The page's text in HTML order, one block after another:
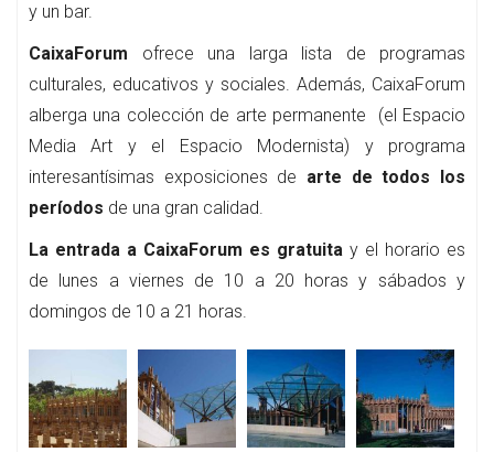
y un bar.
CaixaForum ofrece una larga lista de programas
culturales, educativos y sociales. Además, CaixaForum
alberga una colección de arte permanente (el Espacio
Media Art y el Espacio Modernista) y programa
interesantísimas exposiciones de arte de todos los
períodos de una gran calidad.
La entrada a CaixaForum es gratuita y el horario es
de lunes a viernes de 10 a 20 horas y sábados y
domingos de 10 a 21 horas.